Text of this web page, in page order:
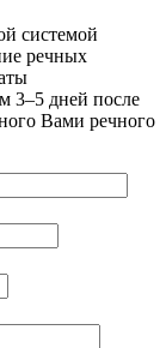
системой
речных
3–5 дней после
Вами речного